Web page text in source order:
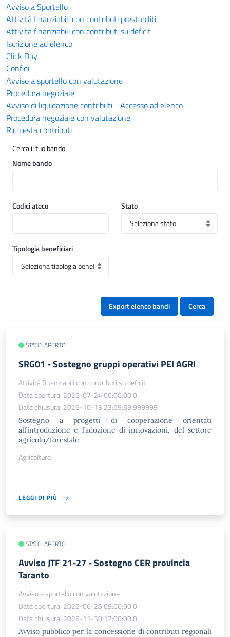
Avviso a Sportello
Attività finanziabili con contributi prestabiliti
Attività finanziabili con contributi su deficit
Iscrizione ad elenco
Click Day
Confidi
Avviso a sportello con valutazione
Procedura negoziale
Avviso di liquidazione contributi - Accesso ad elenco
Procedura negoziale con valutazione
Richiesta contributi
Cerca il tuo bando
Nome bando
Codici ateco Stato
Tipologia beneficiari
Export elenco bandi Cerca
STATO: APERTO
SRG01 - Sostegno gruppi operativi PEI AGRI
Attività finanziabili con contributi su deficit
Data apertura: 2026-07-24 00:00:00.0
Data chiusura: 2026-10-13 23:59:59.999999
Sostegno a progetti di cooperazione orientati
all’introduzione e l’adozione di innovazioni, del settore
agricolo/forestale
Agricoltura
LEGGI DI PIÙ
STATO: APERTO
Avviso JTF 21-27 - Sostegno CER provincia
Taranto
Avviso a sportello con valutazione
Data apertura: 2026-06-26 09:00:00.0
Data chiusura: 2026-11-30 12:00:00.0
Avviso pubblico per la concessione di contributi regionali